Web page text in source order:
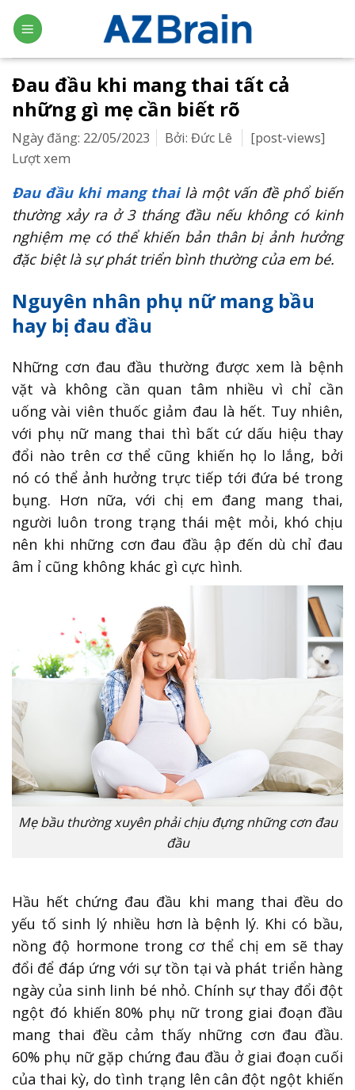
Skip
to
content
Đau đầu khi mang thai tất cả
những gì mẹ cần biết rõ
Ngày đăng: 22/05/2023 Bởi: Đức Lê
[post-views]
Lượt xem
Đau đầu khi mang thailà một vấn đề phổ biến
thường xảy ra ở 3 tháng đầu nếu không có kinh
nghiệm mẹ có thể khiến bản thân bị ảnh hưởng
đặc biệt là sự phát triển bình thường của em bé.
Nguyên nhân phụ nữ mang bầu
hay bị đau đầu
Những cơn đau đầu thường được xem là bệnh
vặt và không cần quan tâm nhiều vì chỉ cần
uống vài viên thuốc giảm đau là hết. Tuy nhiên,
với phụ nữ mang thai thì bất cứ dấu hiệu thay
đổi nào trên cơ thể cũng khiến họ lo lắng, bởi
nó có thể ảnh hưởng trực tiếp tới đứa bé trong
bụng. Hơn nữa, với chị em đang mang thai,
người luôn trong trạng thái mệt mỏi, khó chịu
nên khi những cơn đau đầu ập đến dù chỉ đau
âm ỉ cũng không khác gì cực hình.
Mẹ bầu thường xuyên phải chịu đựng những cơn đau
đầu
Hầu hết chứng đau đầu khi mang thai đều do
yếu tố sinh lý nhiều hơn là bệnh lý. Khi có bầu,
nồng độ hormone trong cơ thể chị em sẽ thay
đổi để đáp ứng với sự tồn tại và phát triển hàng
ngày của sinh linh bé nhỏ. Chính sự thay đổi đột
ngột đó khiến 80% phụ nữ trong giai đoạn đầu
mang thai đều cảm thấy những cơn đau đầu.
60% phụ nữ gặp chứng đau đầu ở giai đoạn cuối
của thai kỳ, do tình trạng lên cân đột ngột khiến